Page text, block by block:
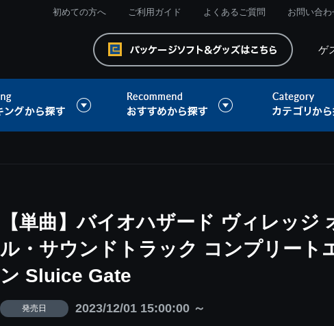
初めての方へ ご利用ガイド よくあるご質問 お問い合わ
ゲ
【単曲】バイオハザード ヴィレッジ
ル・サウンドトラック コンプリート
ン Sluice Gate
発売日 2023/12/01 15:00:00 ～